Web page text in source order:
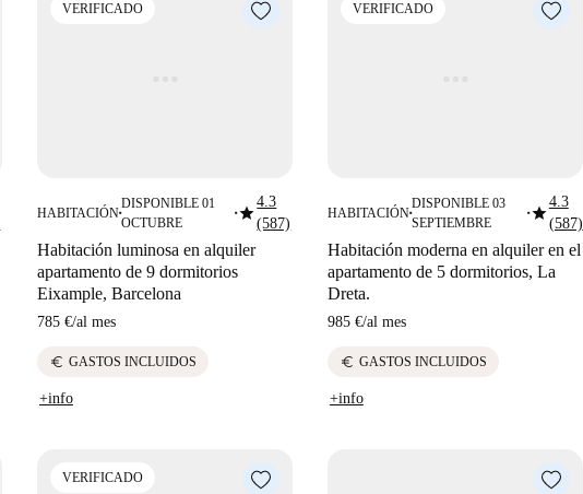
VERIFICADO
HABITACIÓN■
DISPONIBLE 01
OCTUBRE
■star4.3
(587)
Habitación luminosa en alquiler
apartamento de 9 dormitorios
Eixample, Barcelona
785 €/al mes
euro GASTOS INCLUIDOS
+info
VERIFICADO
HABITACIÓN■
DISPONIBLE 03
SEPTIEMBRE
■star4.3
(587)
Habitación moderna en alquiler en el
apartamento de 5 dormitorios, La
Dreta.
985 €/al mes
euro GASTOS INCLUIDOS
+info
VERIFICADO